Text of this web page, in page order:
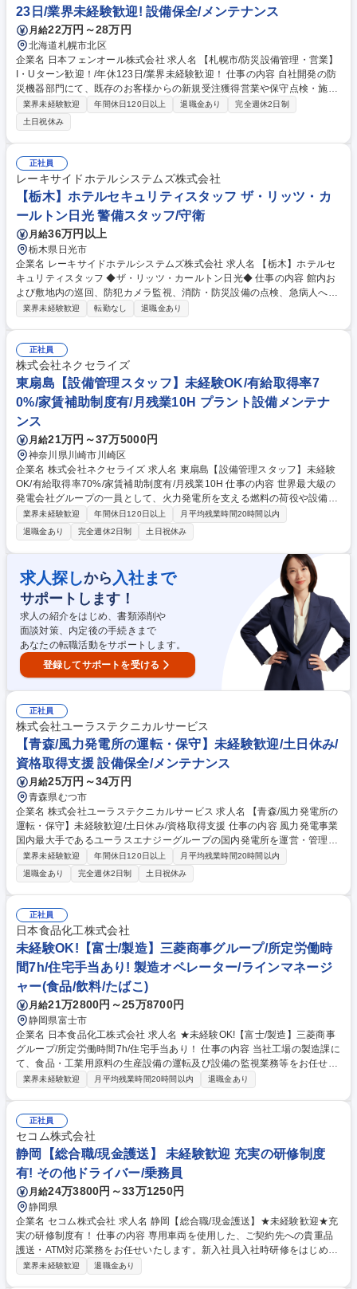
23日/業界未経験歓迎! 設備保全/メンテナンス
月給22万円～28万円
北海道札幌市北区
企業名 日本フェンオール株式会社 求人名 【札幌市/防災設備管理・営業】
I・Uターン歓迎！/年休123日/業界未経験歓迎！ 仕事の内容 自社開発の防
災機器部門にて、既存のお客様からの新規受注獲得営業や保守点検・施工
管理を一貫して担当していただきます。事務作業だけではなく現場に出向
くこともございます。現場と事務作業は８：２となります。 【業務の詳
細】 ■消防、防災設備の点検/改修工事管理/設置施工管理/弊社製品のご提
案 ■取引のあるゼネコン等に対し火災警報器や消火設備等、防災機器の販
売 ※設備の種類が多岐にわたる為、防災設備に関して豊富な経験と知見を
得ることができます。 【過去の内定実績のある職業】 自衛隊・消防士・
電気関係出身者など多様な職種から内定実績あり 募集職種 【札幌市/防災
設備管理・営業】I・Uターン歓迎！/年休123日/業界未経験歓迎！
業界未経験歓迎 年間休日120日以上 退職金あり
完全週休2日制
土日祝休み
正社員
レーキサイドホテルシステムズ株式会社
【栃木】ホテルセキュリティスタッフ ザ・リッツ・カ
ールトン日光 警備スタッフ/守衛
月給36万円以上
栃木県日光市
企業名 レーキサイドホテルシステムズ株式会社 求人名 【栃木】ホテルセ
キュリティスタッフ ◆ザ・リッツ・カールトン日光◆ 仕事の内容 館内お
よび敷地内の巡回、防犯カメラ監視、消防・防災設備の点検、急病人への
応急処置や火災時の初期対応、各種レポート作成など、ホテル全体の安全
種アラームへの適切な対応 ・消防設備の点検や防火管理業務および緊急発
生時の迅速な初期対応 ・急病人発生時の応急処置や救急車両の誘導などの
安全確保対応 ・日々の安全管理に関するレポート作成、提出および監査へ
の対応業務 募集職種 【栃木】ホテルセキュリティスタッフ ◆ザ・リッ
ツ・カールトン日光◆
業界未経験歓迎 転勤なし 退職金あり
正社員
株式会社ネクセライズ
東扇島【設備管理スタッフ】未経験OK/有給取得率7
0%/家賃補助制度有/月残業10H プラント設備メンテナ
ンス
月給21万円～37万5000円
神奈川県川崎市川崎区
企業名 株式会社ネクセライズ 求人名 東扇島【設備管理スタッフ】未経験
OK/有給取得率70%/家賃補助制度有/月残業10H 仕事の内容 世界最大級の
発電会社グループの一員として、火力発電所を支える燃料の荷役や設備管
理をお任せいたします。充実した研修があるため、未経験でも安心してイ
ンフラを支えるプロを目指すことが可能です。 【具体的には】■発電用燃
料(LNG・石炭)の管理業務■各種設備の日常点検、定期点検、保守管理業
務■ガス導管の点検業務■その他、発電所運営に関わる付帯業務 【入社
後】入社は座学研修からスタートし、その後は先輩社員によるOJTで丁寧
に指導しますので、着実に知識と技術を習得できます。 募集職種 東扇島
【設備管理スタッフ】未経験OK/有給取得率70%/家賃補助制度有/月残業1
0H
業界未経験歓迎 年間休日120日以上
月平均残業時間20時間以内
退職金あり
完全週休2日制 土日祝休み
求人探しから 入社まで
サポートします！
求人の紹介をはじめ、書類添削や
面談対策、内定後の手続きまで
あなたの転職活動をサポートします。
登録してサポートを受ける
正社員
株式会社ユーラステクニカルサービス
【青森/風力発電所の運転・保守】未経験歓迎/土日休み/
資格取得支援 設備保全/メンテナンス
月給25万円～34万円
青森県むつ市
企業名 株式会社ユーラステクニカルサービス 求人名 【青森/風力発電所の
運転・保守】未経験歓迎/土日休み/資格取得支援 仕事の内容 風力発電事業
国内最大手であるユーラスエナジーグループの国内発電所を運営・管理す
る当社にて、国内風力発電所(ウインドファーム)の運転･保守をご担当いた
だきます。 【日々の業務】■不具合や摩耗、損傷等がないか確認 ■部品交
換 ■対応内容等データ入力 【不定期の業務】■ベアリング交換 ■内視鏡で
の内部点検 ■増速機の内部を4mmという細井内視鏡で画像や動画を撮影し
て実施 ■グリス給脂（半年に1回程度）■増速機のオイル（5年に1回程
度）、フィルター交換（1年に1回程度） ※建物の改変を伴う業務は含み
ません。 募集職種 【青森/風力発電所の運転・保守】未経験歓迎/土日休み/
資格取得支援
業界未経験歓迎 年間休日120日以上
月平均残業時間20時間以内
退職金あり
完全週休2日制 土日祝休み
正社員
日本食品化工株式会社
未経験OK!【富士/製造】三菱商事グループ/所定労働時
間7h/住宅手当あり! 製造オペレーター/ラインマネージ
ャー(食品/飲料/たばこ)
月給21万2800円～25万8700円
静岡県富士市
企業名 日本食品化工株式会社 求人名 ★未経験OK!【富士/製造】三菱商事
グループ/所定労働時間7h/住宅手当あり！ 仕事の内容 当社工場の製造課に
て、食品・工業用原料の生産設備の運転及び設備の監視業務等をお任せし
ます。工程はほとんどが自動化されており、中央操作室での業務・設備の
2日、休日2日の6勤務2休のサイクルです。 ★有給休暇はとても取得しや
すく、2025年度は全社平均取得日数15.9日 ※リフレッシュ休暇、レクリ
エーション休暇は含まない ★個々の担当オペレーションをしつつチームワ
ークで協力して業務を遂行しています。【変更の範囲：当社の定める業
務】 募集職種 ★未経験OK!【富士/製造】三菱商事グループ/所定労働時間
7h/住宅手当あり！
業界未経験歓迎 月平均残業時間20時間以内 退職金あり
正社員
セコム株式会社
静岡【総合職/現金護送】 未経験歓迎 充実の研修制度
有! その他ドライバー/乗務員
月給24万3800円～33万1250円
静岡県
企業名 セコム株式会社 求人名 静岡【総合職/現金護送】★未経験歓迎★充
実の研修制度有！ 仕事の内容 専用車両を使用した、ご契約先への貴重品
護送・ATM対応業務をお任せいたします。新入社員入社時研修をはじめと
して、配属後もOJTや集合研修等手厚いフォロー体制があります。 【業務
業界未経験歓迎 退職金あり